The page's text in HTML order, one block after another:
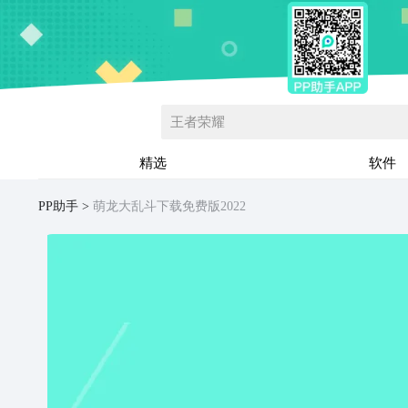
王者荣耀
精选 软件
PP助手 萌龙大乱斗下载免费版2022